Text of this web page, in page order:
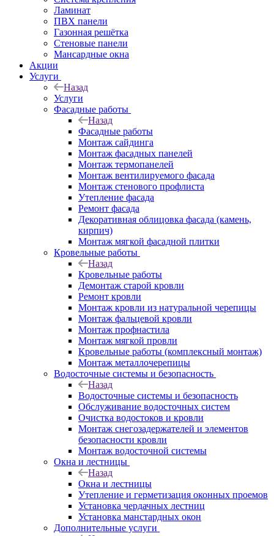
Ламинат
ПВХ панели
Газонная решётка
Стеновые панели
Мансардные окна
Акции
Услуги
Назад
Услуги
Фасадные работы
Назад
Фасадные работы
Монтаж сайдинга
Монтаж фасадных панелей
Монтаж термопанелей
Монтаж вентилируемого фасада
Монтаж стенового профлиста
Утепление фасада
Ремонт фасада
Декоративная облицовка фасада (камень,
кирпич)
Монтаж мягкой фасадной плитки
Кровельные работы
Назад
Кровельные работы
Демонтаж старой кровли
Ремонт кровли
Монтаж кровли из натуральной черепицы
Монтаж фальцевой кровли
Монтаж профнастила
Монтаж мягкой провли
Кровельные работы (комплексный монтаж)
Монтаж металлочерепицы
Водосточные системы и безопасность
Назад
Водосточные системы и безопасность
Обслуживание водосточных систем
Очистка водостоков и кровли
Монтаж снегозадержателей и элементов
безопасности кровли
Монтаж водосточной системы
Окна и лестницы
Назад
Окна и лестницы
Утепление и герметизация оконных проемов
Установка чердачных лестниц
Установка манстардных окон
Дополнительные услуги